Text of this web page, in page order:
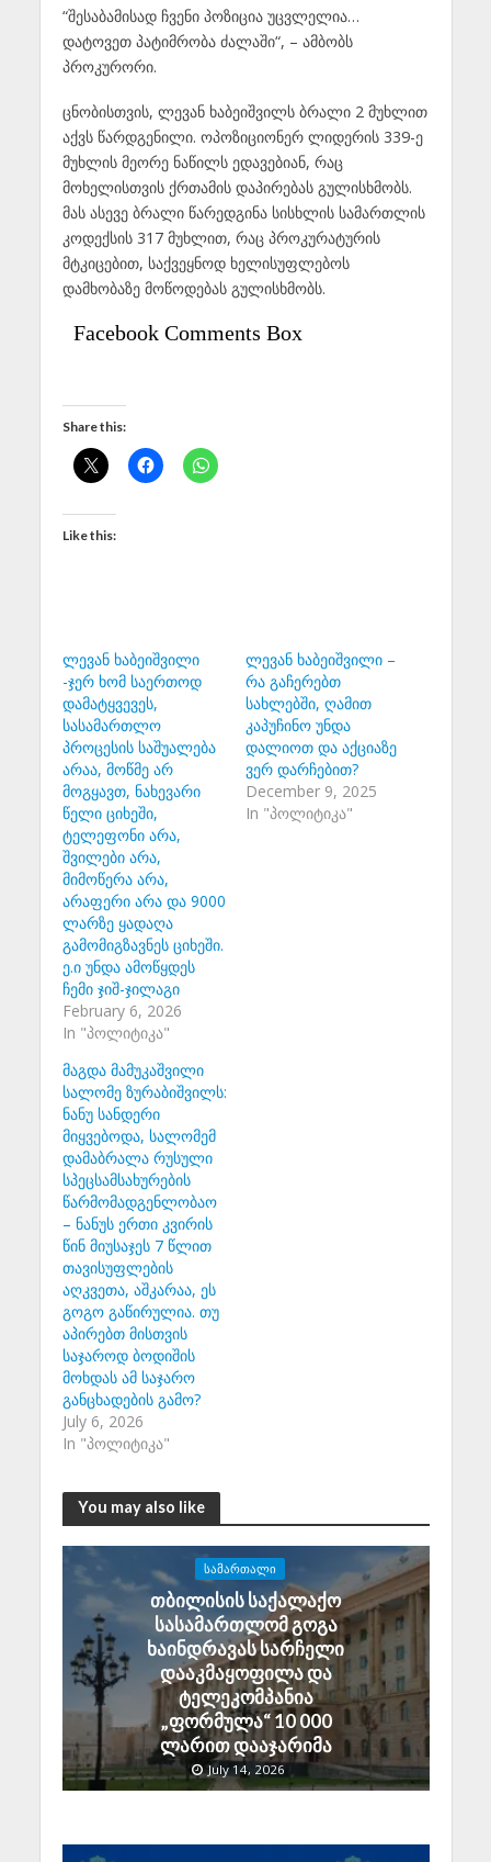
“შესაბამისად ჩვენი პოზიცია უცვლელია…
დატოვეთ პატიმრობა ძალაში“, – ამბობს
პროკურორი.
ცნობისთვის, ლევან ხაბეიშვილს ბრალი 2 მუხლით
აქვს წარდგენილი. ოპოზიციონერ ლიდერის 339-ე
მუხლის მეორე ნაწილს ედავებიან, რაც
მოხელისთვის ქრთამის დაპირებას გულისხმობს.
მას ასევე ბრალი წარედგინა სისხლის სამართლის
კოდექსის 317 მუხლით, რაც პროკურატურის
მტკიცებით, საქვეყნოდ ხელისუფლებოს
დამხობაზე მოწოდებას გულისხმობს.
Facebook Comments Box
Share this:
Like this:
ლევან ხაბეიშვილი
-ჯერ ხომ საერთოდ
დამატყვევეს,
სასამართლო
პროცესის საშუალება
არაა, მოწმე არ
მოგყავთ, ნახევარი
წელი ციხეში,
ტელეფონი არა,
შვილები არა,
მიმოწერა არა,
არაფერი არა და 9000
ლარზე ყადაღა
გამომიგზავნეს ციხეში.
ე.ი უნდა ამოწყდეს
ჩემი ჯიშ-ჯილაგი
February 6, 2026
In "პოლიტიკა"
ლევან ხაბეიშვილი –
რა გაჩერებთ
სახლებში, ღამით
კაპუჩინო უნდა
დალიოთ და აქციაზე
ვერ დარჩებით?
December 9, 2025
In "პოლიტიკა"
მაგდა მამუკაშვილი
სალომე ზურაბიშვილს:
ნანუ სანდერი
მიყვებოდა, სალომემ
დამაბრალა რუსული
სპეცსამსახურების
წარმომადგენლობაო
– ნანუს ერთი კვირის
წინ მიუსაჯეს 7 წლით
თავისუფლების
აღკვეთა, აშკარაა, ეს
გოგო გაწირულია. თუ
აპირებთ მისთვის
საჯაროდ ბოდიშის
მოხდას ამ საჯარო
განცხადების გამო?
July 6, 2026
In "პოლიტიკა"
You may also like
ᲡᲐᲛᲐᲠᲗᲐᲚᲘ
თბილისის საქალაქო
სასამართლომ გოგა
ხაინდრავას სარჩელი
დააკმაყოფილა და
ტელეკომპანია
„ფორმულა“ 10 000
ლარით დააჯარიმა
July 14, 2026